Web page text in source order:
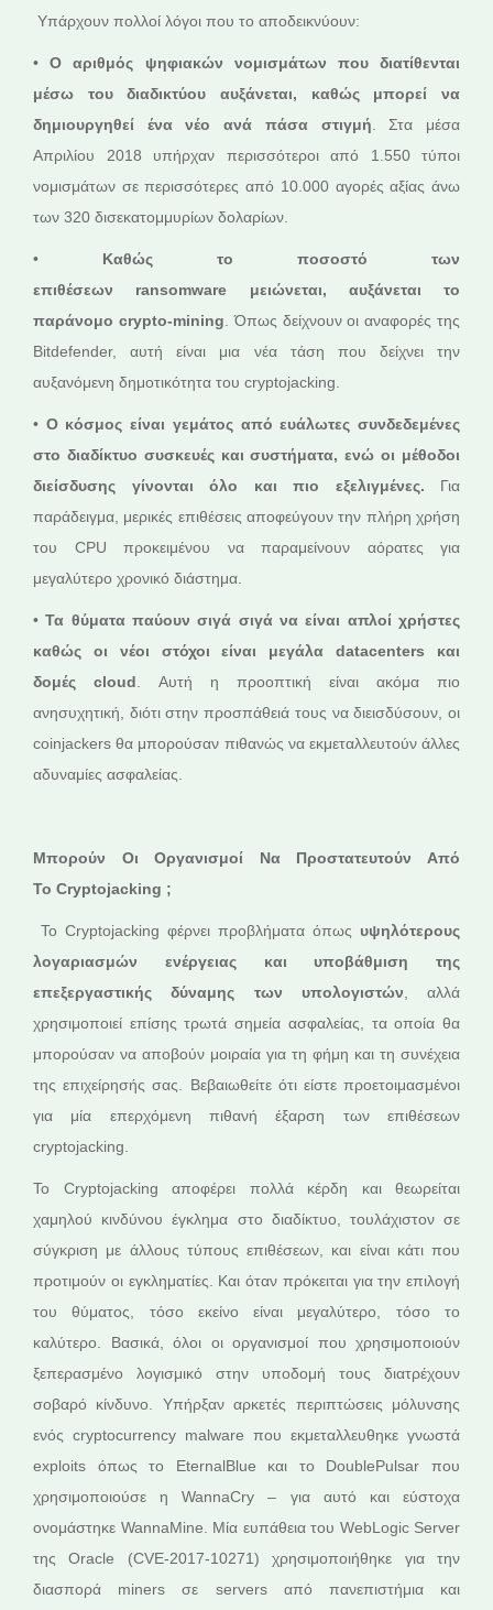
Υπάρχουν πολλοί λόγοι που το αποδεικνύουν:
•Ο αριθμός ψηφιακών νομισμάτων που διατίθενται
μέσω του διαδικτύου αυξάνεται, καθώς μπορεί να
δημιουργηθεί ένα νέο ανά πάσα στιγμή . Στα μέσα
Απριλίου 2018 υπήρχαν περισσότεροι από 1.550 τύποι
νομισμάτων σε περισσότερες από 10.000 αγορές αξίας άνω
των 320 δισεκατομμυρίων δολαρίων.
• Καθώς το ποσοστό των
επιθέσεων ransomware μειώνεται, αυξάνεται το
παράνομο crypto-mining . Όπως δείχνουν οι αναφορές της
Bitdefender, αυτή είναι μια νέα τάση που δείχνει την
αυξανόμενη δημοτικότητα του cryptojacking.
• Ο κόσμος είναι γεμάτος από ευάλωτες συνδεδεμένες
στο διαδίκτυο συσκευές και συστήματα, ενώ οι μέθοδοι
διείσδυσης γίνονται όλο και πιο εξελιγμένες. Για
παράδειγμα, μερικές επιθέσεις αποφεύγουν την πλήρη χρήση
του CPU προκειμένου να παραμείνουν αόρατες για
μεγαλύτερο χρονικό διάστημα.
•Τα θύματα παύουν σιγά σιγά να είναι απλοί χρήστες
καθώς οι νέοι στόχοι είναι μεγάλαdatacenters και
δομές cloud . Αυτή η προοπτική είναι ακόμα πιο
ανησυχητική, διότι στην προσπάθειά τους να διεισδύσουν, οι
coinjackers θα μπορούσαν πιθανώς να εκμεταλλευτούν άλλες
αδυναμίες ασφαλείας.
Μπορούν Οι Οργανισμοί Να Προστατευτούν Από
Το Cryptojacking ;
Το Cryptojacking φέρνει προβλήματα όπως υψηλότερους
λογαριασμών ενέργειας και υποβάθμιση της
επεξεργαστικής δύναμης των υπολογιστών , αλλά
χρησιμοποιεί επίσης τρωτά σημεία ασφαλείας, τα οποία θα
μπορούσαν να αποβούν μοιραία για τη φήμη και τη συνέχεια
της επιχείρησής σας. Βεβαιωθείτε ότι είστε προετοιμασμένοι
για μία επερχόμενη πιθανή έξαρση των επιθέσεων
cryptojacking.
Το Cryptojacking αποφέρει πολλά κέρδη και θεωρείται
χαμηλού κινδύνου έγκλημα στο διαδίκτυο, τουλάχιστον σε
σύγκριση με άλλους τύπους επιθέσεων, και είναι κάτι που
προτιμούν οι εγκληματίες. Και όταν πρόκειται για την επιλογή
του θύματος, τόσο εκείνο είναι μεγαλύτερο, τόσο το
καλύτερο. Βασικά, όλοι οι οργανισμοί που χρησιμοποιούν
ξεπερασμένο λογισμικό στην υποδομή τους διατρέχουν
σοβαρό κίνδυνο. Υπήρξαν αρκετές περιπτώσεις μόλυνσης
ενός cryptocurrency malware που εκμεταλλευθηκε γνωστά
exploits όπως το EternalBlue και το DoublePulsar που
χρησιμοποιούσε η WannaCry – για αυτό και εύστοχα
ονομάστηκε WannaMine. Μία ευπάθεια του WebLogic Server
της Oracle (CVE-2017-10271) χρησιμοποιήθηκε για την
διασπορά miners σε servers από πανεπιστήμια και